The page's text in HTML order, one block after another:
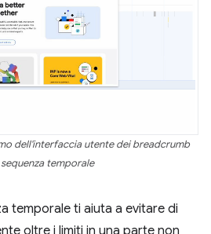
dell'interfaccia utente dei breadcrumb
temporale
temporale ti aiuta a evitare di